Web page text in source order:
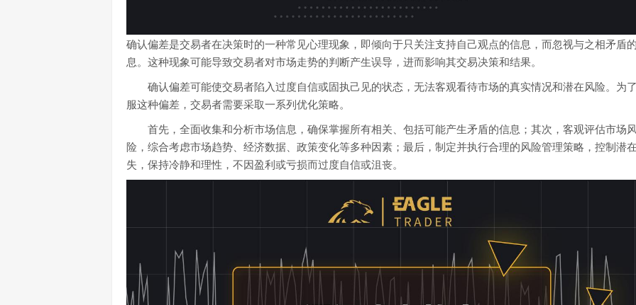
确认偏差是交易者在决策时的一种常见心理现象，即倾向于只关注支持自己观点的信息，而忽视与之相矛盾
息。这种现象可能导致交易者对市场走势的判断产生误导，进而影响其交易决策和结果。
确认偏差可能使交易者陷入过度自信或固执己见的状态，无法客观看待市场的真实情况和潜在风险。为
服这种偏差，交易者需要采取一系列优化策略。
首先，全面收集和分析市场信息，确保掌握所有相关、包括可能产生矛盾的信息；其次，客观评估市场
险，综合考虑市场趋势、经济数据、政策变化等多种因素；最后，制定并执行合理的风险管理策略，控制潜
失，保持冷静和理性，不因盈利或亏损而过度自信或沮丧。